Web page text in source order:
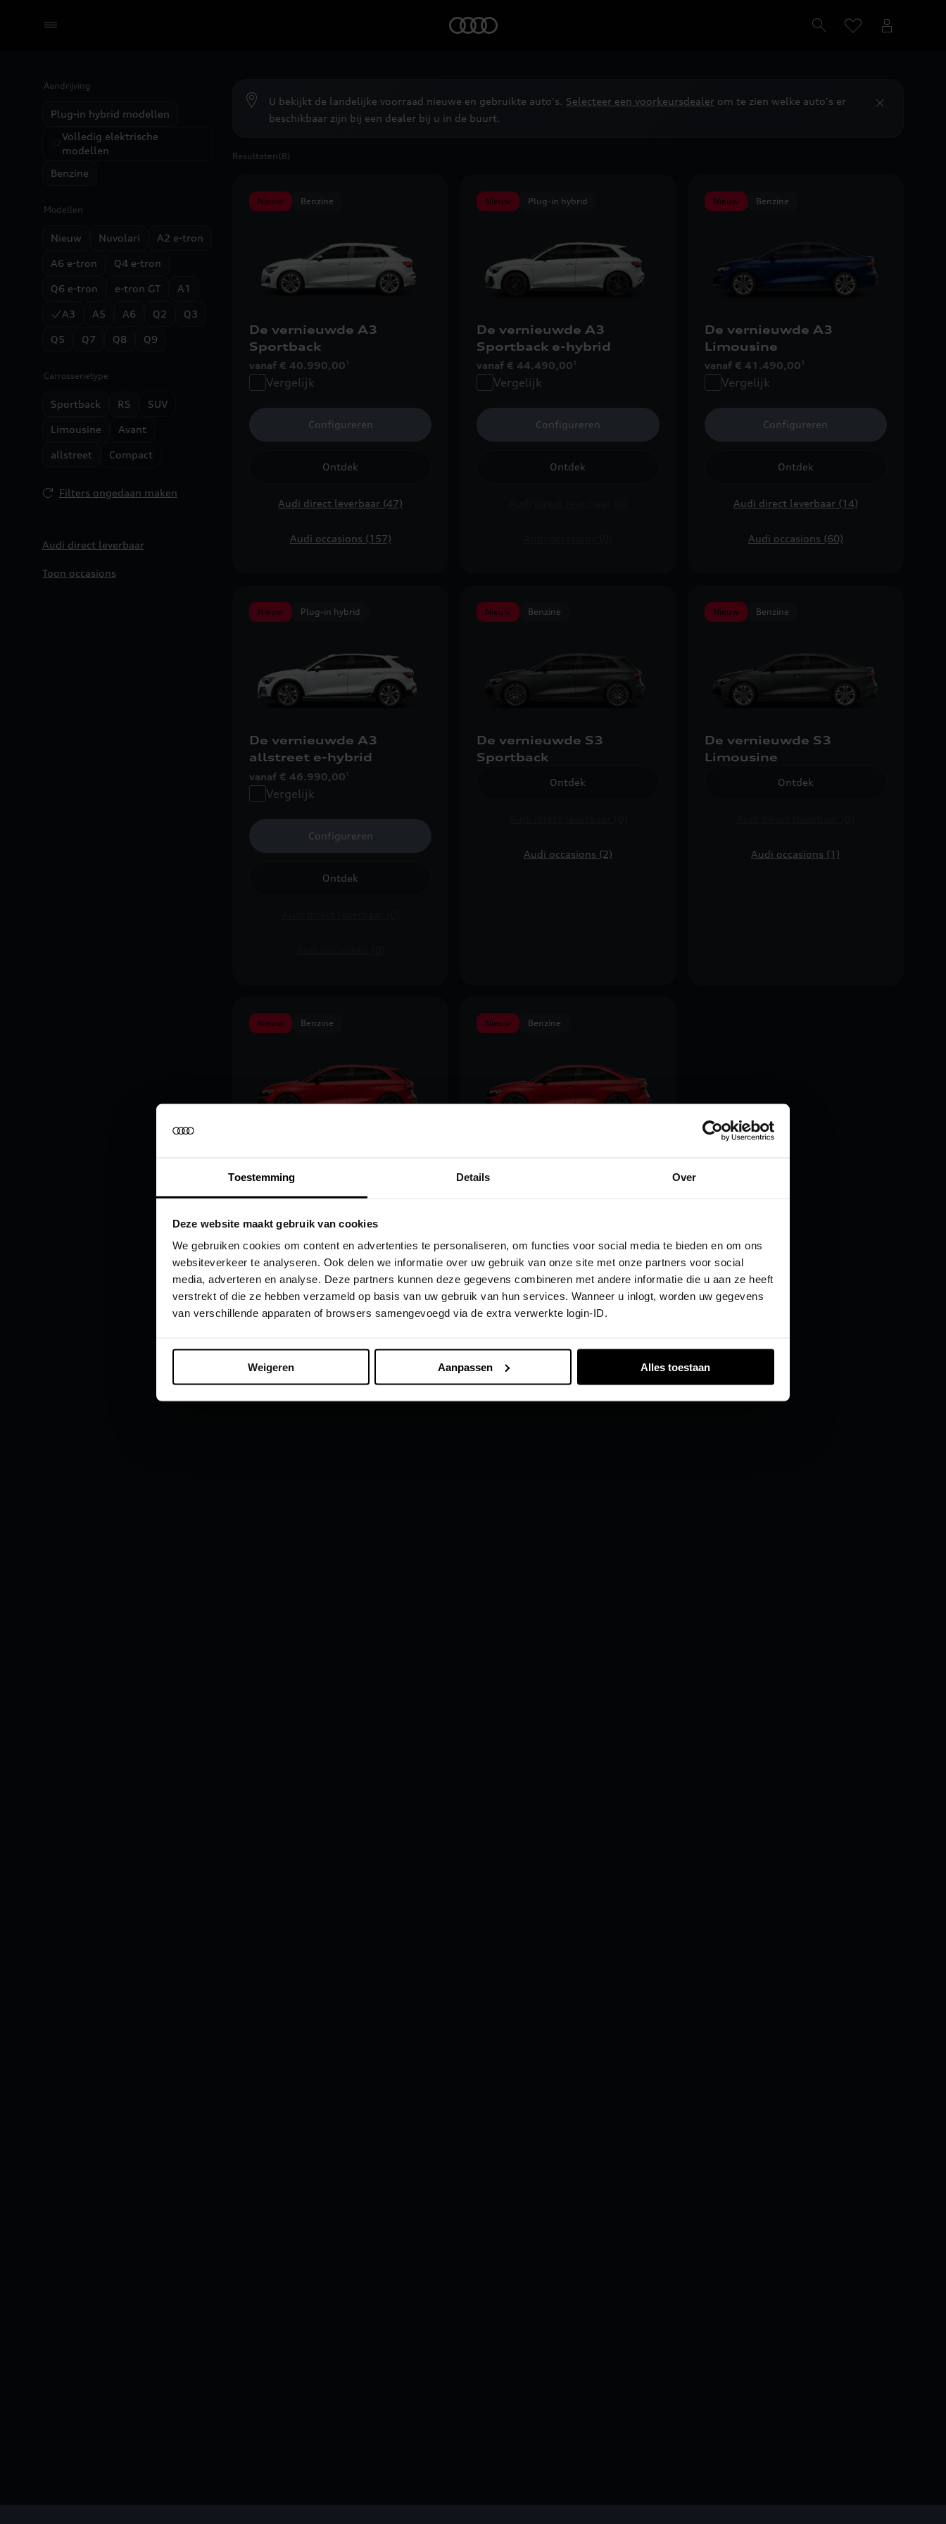
Toestemming Details Over
Deze website maakt gebruik van cookies
We gebruiken cookies om content en advertenties te personaliseren, om functies voor social media te bieden en om ons
websiteverkeer te analyseren. Ook delen we informatie over uw gebruik van onze site met onze partners voor social
media, adverteren en analyse. Deze partners kunnen deze gegevens combineren met andere informatie die u aan ze heeft
verstrekt of die ze hebben verzameld op basis van uw gebruik van hun services. Wanneer u inlogt, worden uw gegevens
van verschillende apparaten of browsers samengevoegd via de extra verwerkte login-ID.
Weigeren Aanpassen Alles toestaan
Selecteer een dealer
Aandrijving
Plug-in hybrid modellen
Volledig elektrische
modellen
Benzine
Modellen
Nieuw Nuvolari A2 e-tron
A6 e-tron Q4 e-tron
Q6 e-tron e-tron GT A1
A3 A5 A6 Q2 Q3
Q5 Q7 Q8 Q9
Carrosserietype
Sportback RS SUV
Limousine Avant
allstreet Compact
Filters ongedaan maken
Audi direct leverbaar
Toon occasions
U bekijkt de landelijke voorraad nieuwe en gebruikte auto's. Selecteer een voorkeursdealer om te zien welke auto's er
beschikbaar zijn bij een dealer bij u in de buurt.
Resultaten (8)
Nieuw Benzine
De vernieuwde A3
Sportback
vanaf € 40.990,00 1
Vergelijk
Configureren
Ontdek
Audi direct leverbaar (47)
Audi occasions (157)
Nieuw Plug-in hybrid
De vernieuwde A3
Sportback e-hybrid
vanaf € 44.490,00 1
Vergelijk
Configureren
Ontdek
Nieuw Benzine
De vernieuwde A3
Limousine
vanaf € 41.490,00 1
Vergelijk
Configureren
Ontdek
Audi direct leverbaar (14)
Audi occasions (60)
Nieuw Plug-in hybrid
De vernieuwde A3
allstreet e-hybrid
vanaf € 46.990,00 1
Vergelijk
Configureren
Ontdek
Nieuw Benzine
De vernieuwde S3
Sportback
Ontdek
Audi occasions (2)
Nieuw Benzine
De vernieuwde S3
Limousine
Ontdek
Audi occasions (1)
Nieuw Benzine
vanaf € 115.490,00
Configureren
Ontdek
Nieuw Benzine
Configureren